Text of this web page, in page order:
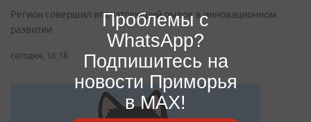
Регион совершил впечатляющий рывок в инновационном
развитии
сегодня, 16:18
Проблемы с
WhatsApp?
Подпишитесь на
новости Приморья
в MAX!